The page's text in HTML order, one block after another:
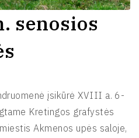
senosios
įsikūrė XVIII a. 6-
Kretingos grafystės
Akmenos upės saloje,